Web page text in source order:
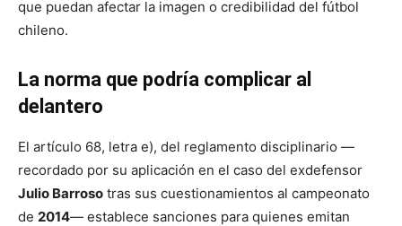
que puedan afectar la imagen o credibilidad del fútbol
chileno.
La norma que podría complicar al
delantero
El artículo 68, letra e), del reglamento disciplinario —
recordado por su aplicación en el caso del exdefensor
Julio Barroso tras sus cuestionamientos al campeonato
de 2014— establece sanciones para quienes emitan